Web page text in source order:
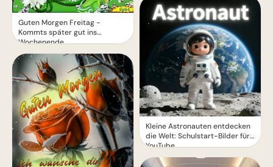
Guten Morgen Freitag -
Kommts später gut ins
Wochenende
Kleine Astronauten entdecken
die Welt: Schulstart-Bilder für
YouTube